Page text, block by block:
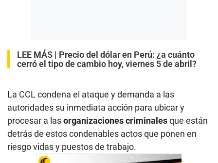
LEE MÁS | Precio del dólar en Perú: ¿a cuánto
cerró el tipo de cambio hoy, viernes 5 de abril?
La CCL condena el ataque y demanda a las
autoridades su inmediata acción para ubicar y
procesar a lasorganizaciones criminalesque están
detrás de estos condenables actos que ponen en
riesgo vidas y puestos de trabajo.